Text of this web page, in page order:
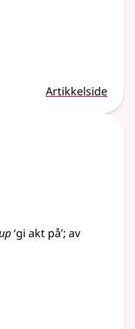
Artikkelside
‘gi akt på’; av